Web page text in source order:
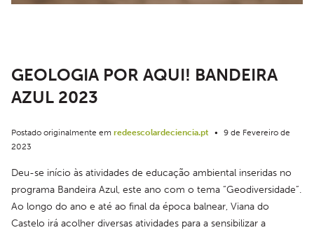
GEOLOGIA POR AQUI! BANDEIRA
AZUL 2023
Postado originalmente em redeescolardeciencia.pt •
9 de Fevereiro de
2023
Deu-se início às atividades de educação ambiental inseridas no
programa Bandeira Azul, este ano com o tema “Geodiversidade”.
Ao longo do ano e até ao final da época balnear, Viana do
Castelo irá acolher diversas atividades para a sensibilizar a